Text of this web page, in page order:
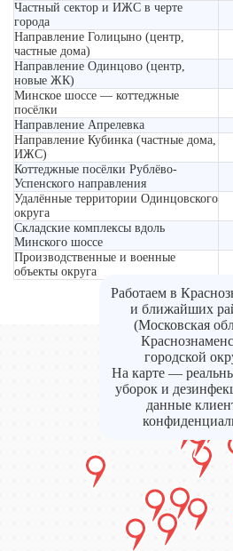
Частный сектор и ИЖС в черте
города
Направление Голицыно (центр,
частные дома)
Направление Одинцово (центр,
новые ЖК)
Минское шоссе — коттеджные
посёлки
Направление Апрелевка
Направление Кубинка (частные дома,
ИЖС)
Коттеджные посёлки Рублёво-
Успенского направления
Удалённые территории Одинцовского
округа
Складские комплексы вдоль
Минского шоссе
Производственные и военные
объекты округа
Работаем в
и ближайших
(Московская
городской
На карте —
уборок и
данные